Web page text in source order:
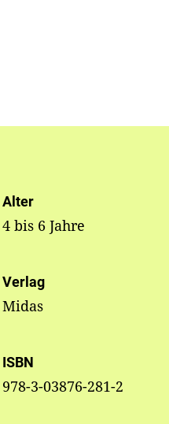
Alter
4 bis 6 Jahre
Verlag
Midas
ISBN
978-3-03876-281-2